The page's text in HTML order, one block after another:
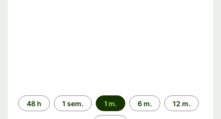
Période
48 h 1 sem. 1 m. 6 m. 12 m.